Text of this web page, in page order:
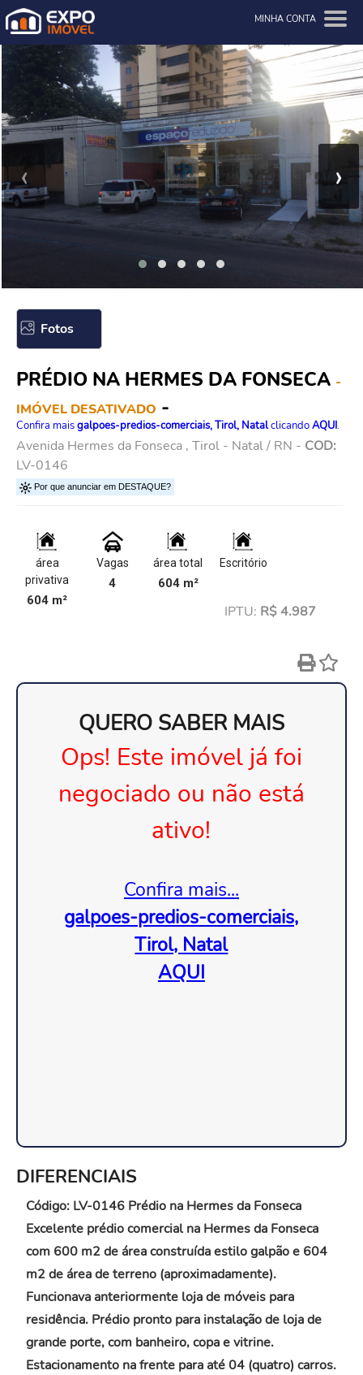
MINHA CONTA
‹ ›
Fotos
PRÉDIO NA HERMES DA FONSECA -
IMÓVEL DESATIVADO -
Confira maisgalpoes-predios-comerciais, Tirol, NatalclicandoAQUI.
Avenida Hermes da Fonseca , Tirol - Natal / RN - COD:
LV-0146
Por que anunciar em DESTAQUE?
área
privativa
604 m²
Vagas
4
área total
604 m²
Escritório
IPTU: R$ 4.987
QUERO SABER MAIS
Ops! Este imóvel já foi
negociado ou não está
ativo!
Confira mais...
galpoes-predios-comerciais,
Tirol, Natal
AQUI
DIFERENCIAIS
Código: LV-0146 Prédio na Hermes da Fonseca
Excelente prédio comercial na Hermes da Fonseca
com 600 m2 de área construída estilo galpão e 604
m2 de área de terreno (aproximadamente).
Funcionava anteriormente loja de móveis para
residência. Prédio pronto para instalação de loja de
grande porte, com banheiro, copa e vitrine.
Estacionamento na frente para até 04 (quatro) carros.